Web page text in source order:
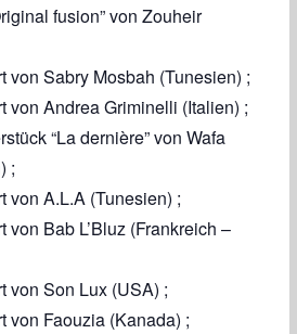
fusion” von Zouheir
von Sabry Mosbah (Tunesien) ;
von Andrea Griminelli (Italien) ;
“La dernière” von Wafa
;
von A.L.A (Tunesien) ;
von Bab L’Bluz (Frankreich –
von Son Lux (USA) ;
von Faouzia (Kanada) ;